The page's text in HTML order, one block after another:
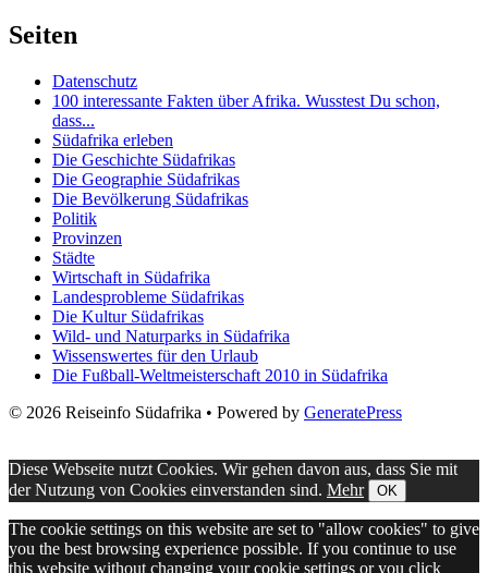
Seiten
Datenschutz
100 interessante Fakten über Afrika. Wusstest Du schon,
dass...
Südafrika erleben
Die Geschichte Südafrikas
Die Geographie Südafrikas
Die Bevölkerung Südafrikas
Politik
Provinzen
Städte
Wirtschaft in Südafrika
Landesprobleme Südafrikas
Die Kultur Südafrikas
Wild- und Naturparks in Südafrika
Wissenswertes für den Urlaub
Die Fußball-Weltmeisterschaft 2010 in Südafrika
© 2026 Reiseinfo Südafrika • Powered by GeneratePress
Diese Webseite nutzt Cookies. Wir gehen davon aus, dass Sie mit
der Nutzung von Cookies einverstanden sind. Mehr OK
The cookie settings on this website are set to "allow cookies" to give
you the best browsing experience possible. If you continue to use
this website without changing your cookie settings or you click